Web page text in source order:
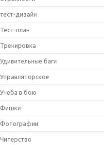
тест-дизайн
Тест-план
Тренировка
Удивительные баги
Управляторское
Учеба в бою
Фишки
Фотографии
Читерство